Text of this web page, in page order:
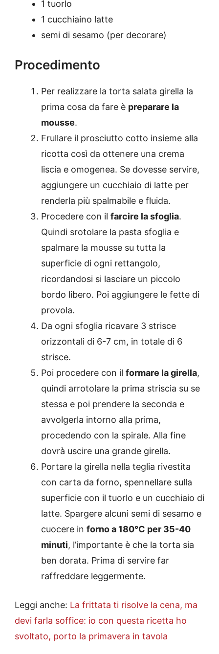
1 tuorlo
1 cucchiaino latte
semi di sesamo (per decorare)
Procedimento
Per realizzare la torta salata girella la
prima cosa da fare è preparare la
mousse.
Frullare il prosciutto cotto insieme alla
ricotta così da ottenere una crema
liscia e omogenea. Se dovesse servire,
aggiungere un cucchiaio di latte per
renderla più spalmabile e fluida.
Procedere con il farcire la sfoglia.
Quindi srotolare la pasta sfoglia e
spalmare la mousse su tutta la
superficie di ogni rettangolo,
ricordandosi si lasciare un piccolo
bordo libero. Poi aggiungere le fette di
provola.
Da ogni sfoglia ricavare 3 strisce
orizzontali di 6-7 cm, in totale di 6
strisce.
Poi procedere con il formare la girella,
quindi arrotolare la prima striscia su se
stessa e poi prendere la seconda e
avvolgerla intorno alla prima,
procedendo con la spirale. Alla fine
dovrà uscire una grande girella.
Portare la girella nella teglia rivestita
con carta da forno, spennellare sulla
superficie con il tuorlo e un cucchiaio di
latte. Spargere alcuni semi di sesamo e
cuocere in forno a 180°C per 35-40
minuti, l’importante è che la torta sia
ben dorata. Prima di servire far
raffreddare leggermente.
Leggi anche: La frittata ti risolve la cena, ma
devi farla soffice: io con questa ricetta ho
svoltato, porto la primavera in tavola